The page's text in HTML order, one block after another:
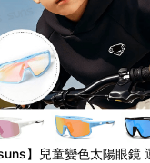
suns】兒童變色太陽眼鏡